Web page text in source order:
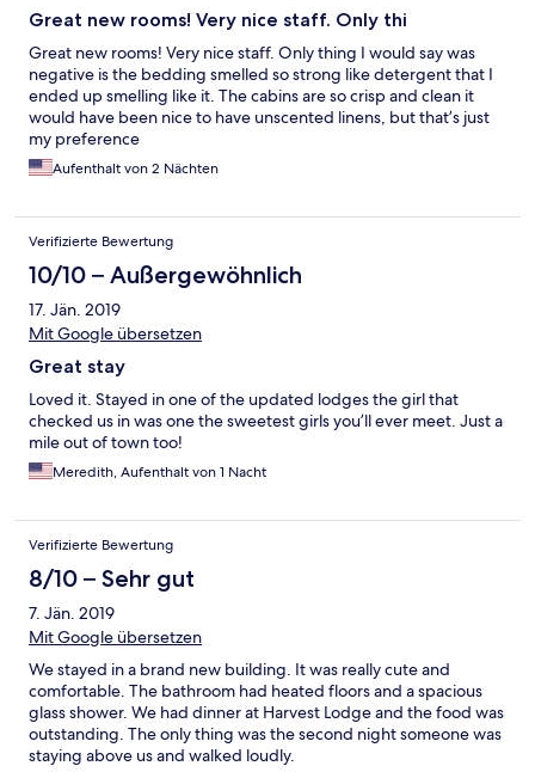
STAY AWAY!!!!
Great new rooms! Very nice staff. Only thi
Great new rooms! Very nice staff. Only thing I would say was
negative is the bedding smelled so strong like detergent that I
ended up smelling like it. The cabins are so crisp and clean it
would have been nice to have unscented linens, but that’s just
my preference
Aufenthalt von 2 Nächten
Verifizierte Bewertung
10/10 – Außergewöhnlich
17. Jän. 2019
Mit Google übersetzen
Great stay
Loved it. Stayed in one of the updated lodges the girl that
checked us in was one the sweetest girls you’ll ever meet. Just a
mile out of town too!
Meredith, Aufenthalt von 1 Nacht
Verifizierte Bewertung
8/10 – Sehr gut
7. Jän. 2019
Mit Google übersetzen
We stayed in a brand new building. It was really cute and
comfortable. The bathroom had heated floors and a spacious
glass shower. We had dinner at Harvest Lodge and the food was
outstanding. The only thing was the second night someone was
staying above us and walked loudly.